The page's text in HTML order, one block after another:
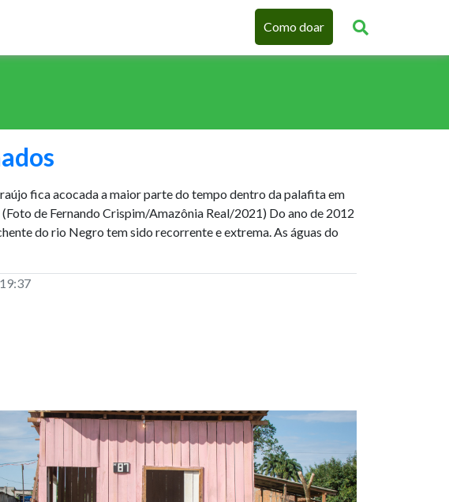
Como doar
fica acocada a maior parte do tempo dentro da palafita em
de Fernando Crispim/Amazônia Real/2021) Do ano de 2012
do rio Negro tem sido recorrente e extrema. As águas do